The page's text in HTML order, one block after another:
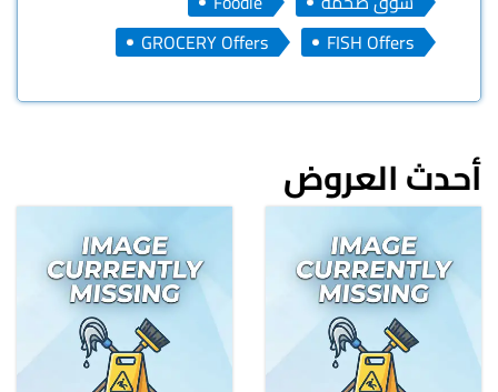
FISH Offers
GROCERY Offers
أحدث العروض